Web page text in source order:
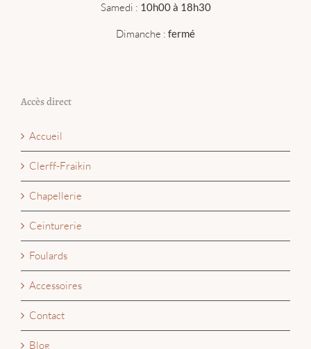
Samedi : 10h00 à 18h30
Dimanche : fermé
Accès direct
Accueil
Clerff-Fraikin
Chapellerie
Ceinturerie
Foulards
Accessoires
Contact
Blog